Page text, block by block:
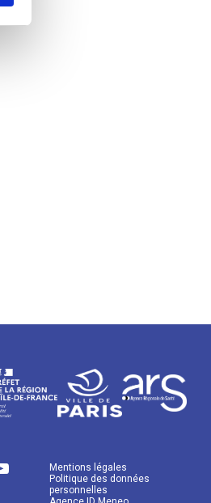
Mentions légales
Politique des données
personnelles